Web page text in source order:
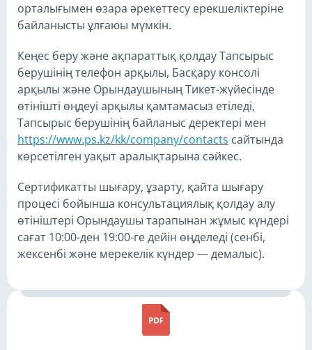
орталығымен өзара әрекеттесу ерекшеліктеріне
байланысты ұлғаюы мүмкін.
Кеңес беру және ақпараттық қолдау Тапсырыс
берушінің телефон арқылы, Басқару консолі
арқылы және Орындаушының Тикет-жүйесінде
өтінішті өңдеуі арқылы қамтамасыз етіледі,
Тапсырыс берушінің байланыс деректері мен
https://www.ps.kz/kk/company/contacts сайтында
көрсетілген уақыт аралықтарына сәйкес.
Сертификатты шығару, ұзарту, қайта шығару
процесі бойынша консультациялық қолдау алу
өтініштері Орындаушы тарапынан жұмыс күндері
сағат 10:00-ден 19:00-ге дейін өңделеді (сенбі,
жексенбі және мерекелік күндер — демалыс).